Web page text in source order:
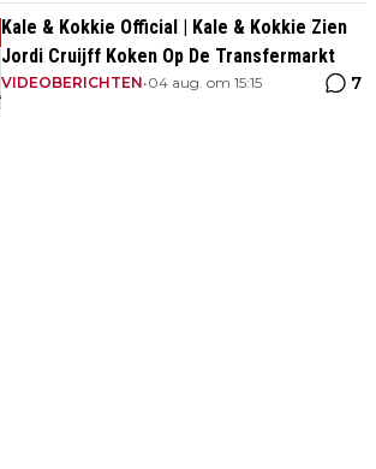
Kale & Kokkie Official | Kale & Kokkie Zien
Jordi Cruijff Koken Op De Transfermarkt
VIDEOBERICHTEN•04 aug. om 15:15 7